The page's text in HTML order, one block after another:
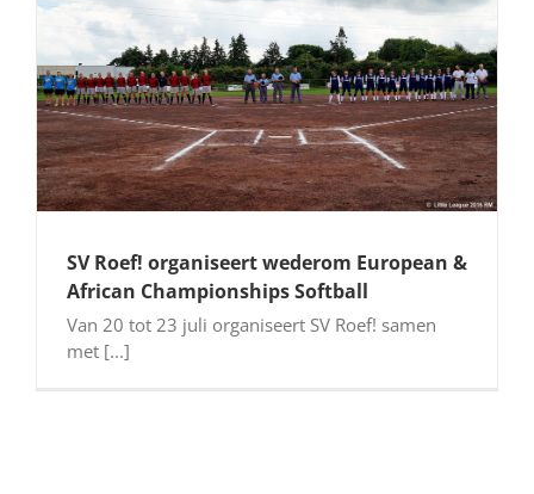
SV Roef! organiseert wederom European &
African Championships Softball
Van 20 tot 23 juli organiseert SV Roef! samen
met [...]